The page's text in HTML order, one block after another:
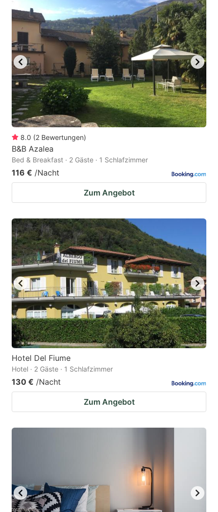
8.0 (2 Bewertungen)
B&B Azalea
Bed & Breakfast · 2 Gäste · 1 Schlafzimmer
116 € /Nacht
Zum Angebot
Hotel Del Fiume
Hotel · 2 Gäste · 1 Schlafzimmer
130 € /Nacht
Zum Angebot